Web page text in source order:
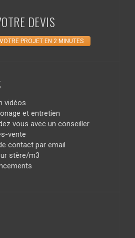
DEVIS
PROJET EN 2 MINUTES
vidéos
et entretien
vous avec un conseiller
vente
contact par email
stère/m3